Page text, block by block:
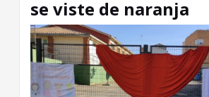
se viste de naranja